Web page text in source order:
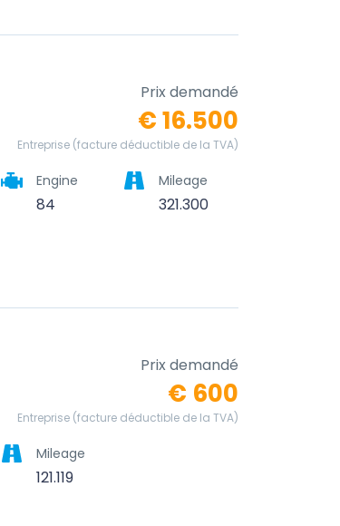
Prix demandé
€ 16.500
Entreprise (facture déductible de la TVA)
Engine
84
Mileage
321.300
Prix demandé
€ 600
Entreprise (facture déductible de la TVA)
Mileage
121.119